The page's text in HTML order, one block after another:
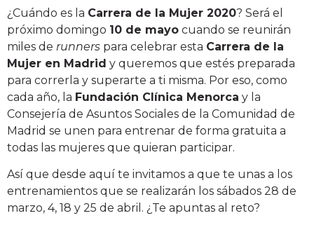
¿Cuándo es la Carrera de la Mujer 2020? Será el
próximo domingo 10 de mayo cuando se reunirán
miles de runners para celebrar esta Carrera de la
Mujer en Madrid y queremos que estés preparada
para correrla y superarte a ti misma. Por eso, como
cada año, la Fundación Clínica Menorca y la
Consejería de Asuntos Sociales de la Comunidad de
Madrid se unen para entrenar de forma gratuita a
todas las mujeres que quieran participar.
Así que desde aquí te invitamos a que te unas a los
entrenamientos que se realizarán los sábados 28 de
marzo, 4, 18 y 25 de abril. ¿Te apuntas al reto?